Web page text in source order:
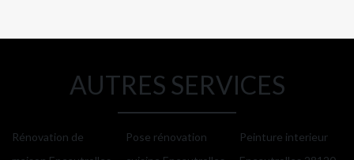
AUTRES SERVICES
Rénovation de
Pose rénovation
Peinture interieur